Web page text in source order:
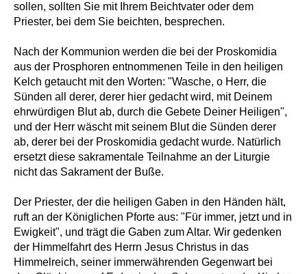
sollen, sollten Sie mit Ihrem Beichtvater oder dem
Priester, bei dem Sie beichten, besprechen.
Nach der Kommunion werden die bei der Proskomidia
aus der Prosphoren entnommenen Teile in den heiligen
Kelch getaucht mit den Worten: "Wasche, o Herr, die
Sünden all derer, derer hier gedacht wird, mit Deinem
ehrwürdigen Blut ab, durch die Gebete Deiner Heiligen",
und der Herr wäscht mit seinem Blut die Sünden derer
ab, derer bei der Proskomidia gedacht wurde. Natürlich
ersetzt diese sakramentale Teilnahme an der Liturgie
nicht das Sakrament der Buße.
Der Priester, der die heiligen Gaben in den Händen hält,
ruft an der Königlichen Pforte aus: "Für immer, jetzt und in
Ewigkeit", und trägt die Gaben zum Altar. Wir gedenken
der Himmelfahrt des Herrn Jesus Christus in das
Himmelreich, seiner immerwährenden Gegenwart bei